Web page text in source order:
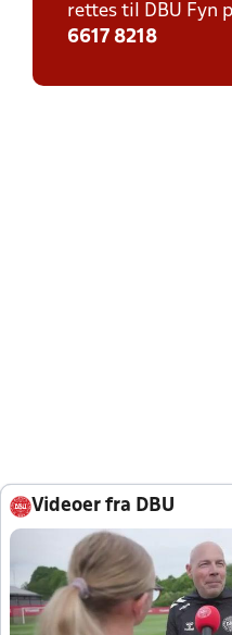
rettes til DBU Fyn
6617 8218
Videoer fra DBU